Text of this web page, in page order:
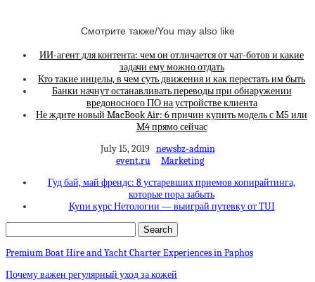
Смотрите также/You may also like
ИИ-агент для контента: чем он отличается от чат-ботов и какие
задачи ему можно отдать
Кто такие инцелы, в чем суть движения и как перестать им быть
Банки начнут останавливать переводы при обнаружении
вредоносного ПО на устройстве клиента
Не ждите новый MacBook Air: 6 причин купить модель с M5 или
M4 прямо сейчас
July 15, 2019 newsbz-admin
event.ru
Marketing
Гуд бай, май френдс: 8 устаревших приемов копирайтинга,
которые пора забыть
Купи курс Нетологии — выиграй путевку от TUI
Premium Boat Hire and Yacht Charter Experiences in Paphos
Почему важен регулярный уход за кожей